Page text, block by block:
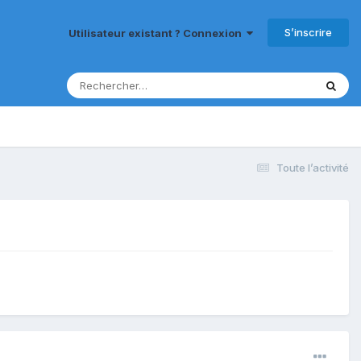
Utilisateur existant ? Connexion S’inscrire
Toute l’activité